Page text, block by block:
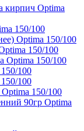
кирпич Optima
150/100
Optima 150/100
150/100
Optima 150/100
100
100
150/100
90гр Optima